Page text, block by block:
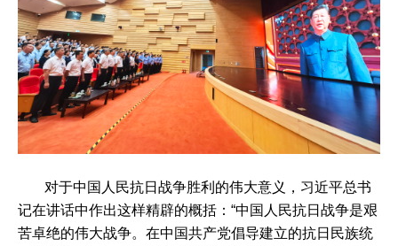
对于中国人民抗日战争胜利的伟大意义，习近平总书
记在讲话中作出这样精辟的概括：“中国人民抗日战争是艰
苦卓绝的伟大战争。在中国共产党倡导建立的抗日民族统